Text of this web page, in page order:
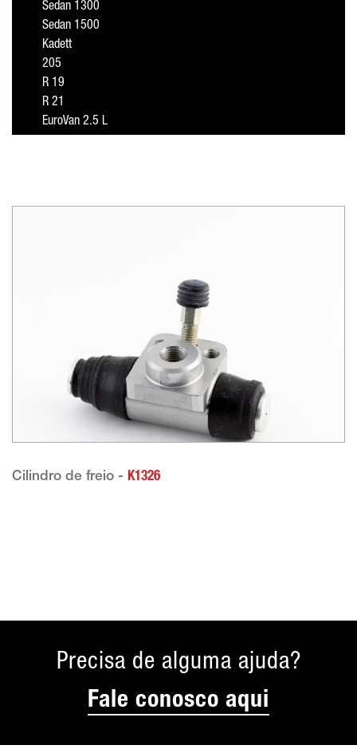
Sedan 1300
Sedan 1500
Kadett
205
R 19
R 21
EuroVan 2.5 L
Cilindro de freio - K1326
Precisa de alguma ajuda?
Fale conosco aqui